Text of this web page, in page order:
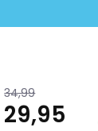
34,99
29,95